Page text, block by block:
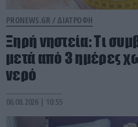
PRONEWS.GR / ΔΙΑΤΡΟΦΗ
Ξηρή νηστεία: Τι
μετά από 3 ημέρες
νερό
06.08.2026 | 10:55